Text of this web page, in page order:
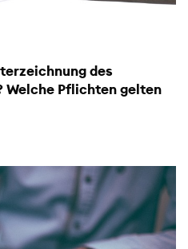
des
Pflichten gelten